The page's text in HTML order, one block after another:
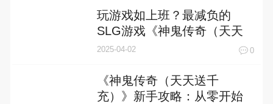
玩游戏如上班？最减负的
SLG游戏《神鬼传奇（天天
送千充）》你玩了吗？
2025-04-02 0
《神鬼传奇（天天送千
充）》新手攻略：从零开始